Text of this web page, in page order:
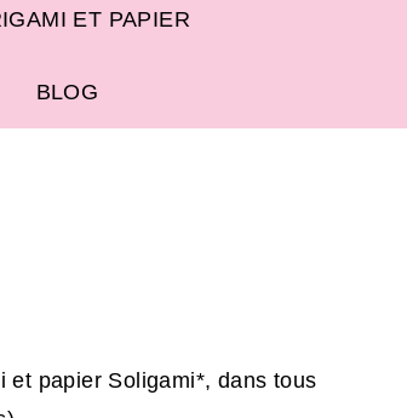
ET PAPIER
BLOG
et papier Soligami*, dans tous